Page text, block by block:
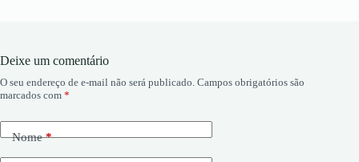
Deixe um comentário
O seu endereço de e-mail não será publicado. Campos obrigatórios são
marcados com *
Nome*